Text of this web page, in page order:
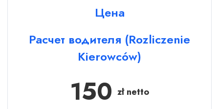
Цена
Расчет водителя (Rozliczenie
Kierowców)
150 zł netto